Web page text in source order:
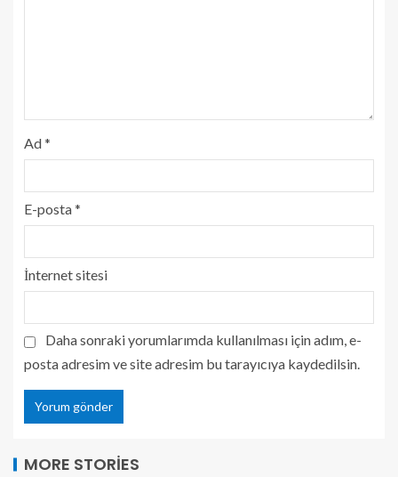
Ad*
E-posta*
İnternet sitesi
Daha sonraki yorumlarımda kullanılması için adım, e-
posta adresim ve site adresim bu tarayıcıya kaydedilsin.
MORE STORIES